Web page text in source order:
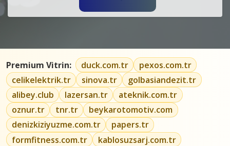
Premium Vitrin: duck.com.tr
pexos.com.tr
celikelektrik.tr
sinova.tr
golbasiandezit.tr
alibey.club
lazersan.tr
ateknik.com.tr
oznur.tr
tnr.tr
beykarotomotiv.com
denizkiziyuzme.com.tr
papers.tr
formfitness.com.tr
kablosuzsarj.com.tr